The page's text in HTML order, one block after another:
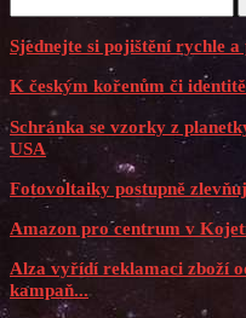
Sjednejte si pojištění rychle
K českým kořenům či
Schránka se vzorky z
USA
Fotovoltaiky postupně
Amazon pro centrum v
Alza vyřídí reklamaci zboží
kampaň...